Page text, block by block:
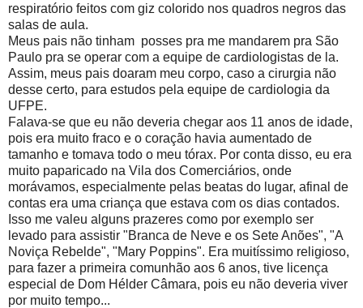
respiratório feitos com giz colorido nos quadros negros das
salas de aula.
Meus pais não tinham posses pra me mandarem pra São
Paulo pra se operar com a equipe de cardiologistas de la.
Assim, meus pais doaram meu corpo, caso a cirurgia não
desse certo, para estudos pela equipe de cardiologia da
UFPE.
Falava-se que eu não deveria chegar aos 11 anos de idade,
pois era muito fraco e o coração havia aumentado de
tamanho e tomava todo o meu tórax. Por conta disso, eu era
muito paparicado na Vila dos Comerciários, onde
morávamos, especialmente pelas beatas do lugar, afinal de
contas era uma criança que estava com os dias contados.
Isso me valeu alguns prazeres como por exemplo ser
levado para assistir "Branca de Neve e os Sete Anões", "A
Noviça Rebelde", "Mary Poppins". Era muitíssimo religioso,
para fazer a primeira comunhão aos 6 anos, tive licença
especial de Dom Hélder Câmara, pois eu não deveria viver
por muito tempo...